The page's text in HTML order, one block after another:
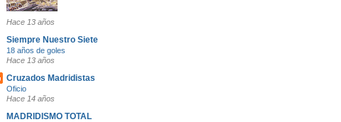
Hace 13 años
Siempre Nuestro Siete
18 años de goles
Hace 13 años
Cruzados Madridistas
Oficio
Hace 14 años
MADRIDISMO TOTAL